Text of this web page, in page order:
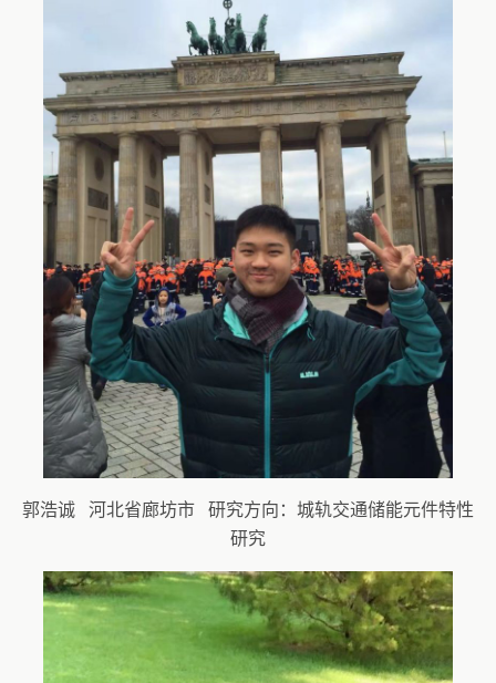
郭浩诚 河北省廊坊市 研究方向：城轨交通储能元件特性
研究